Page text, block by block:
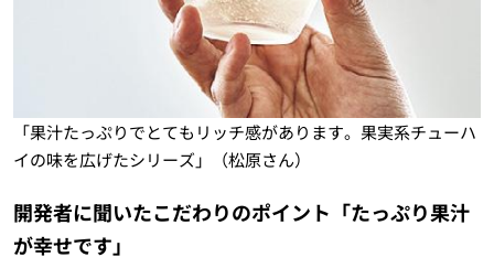
「果汁たっぷりでとてもリッチ感があります。果実系チューハ
イの味を広げたシリーズ」（松原さん）
開発者に聞いたこだわりのポイント「たっぷり果汁
が幸せです」